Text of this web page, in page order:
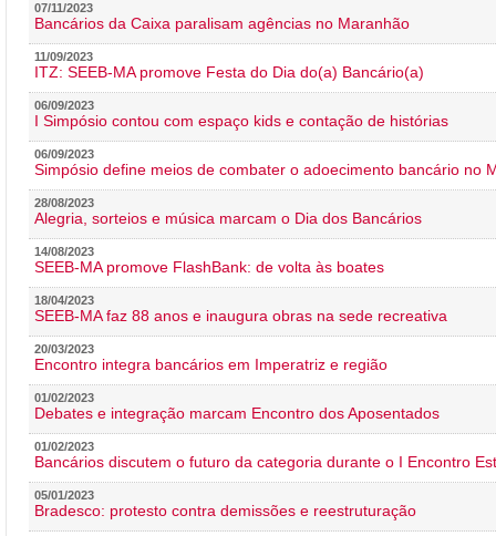
07/11/2023
Bancários da Caixa paralisam agências no Maranhão
11/09/2023
ITZ: SEEB-MA promove Festa do Dia do(a) Bancário(a)
06/09/2023
I Simpósio contou com espaço kids e contação de histórias
06/09/2023
Simpósio define meios de combater o adoecimento bancário no
28/08/2023
Alegria, sorteios e música marcam o Dia dos Bancários
14/08/2023
SEEB-MA promove FlashBank: de volta às boates
18/04/2023
SEEB-MA faz 88 anos e inaugura obras na sede recreativa
20/03/2023
Encontro integra bancários em Imperatriz e região
01/02/2023
Debates e integração marcam Encontro dos Aposentados
01/02/2023
Bancários discutem o futuro da categoria durante o I Encontro
05/01/2023
Bradesco: protesto contra demissões e reestruturação